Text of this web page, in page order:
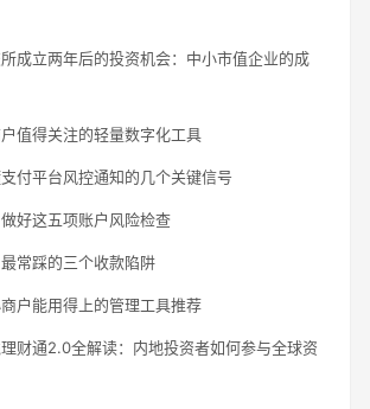
成立两年后的投资机会：中小市值企业的成
值得关注的轻量数字化工具
付平台风控通知的几个关键信号
好这五项账户风险检查
常踩的三个收款陷阱
户能用得上的管理工具推荐
财通2.0全解读：内地投资者如何参与全球资